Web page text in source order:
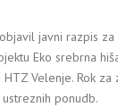
javni razpis
Eko srebrna
Velenje. Rok
ponudb.